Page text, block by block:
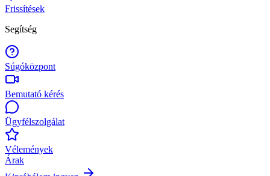
Frissítések
Segítség
Súgóközpont
Bemutató kérés
Ügyfélszolgálat
Vélemények
Árak